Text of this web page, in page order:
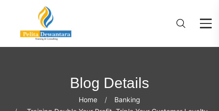
Blog Details
Home
Banking